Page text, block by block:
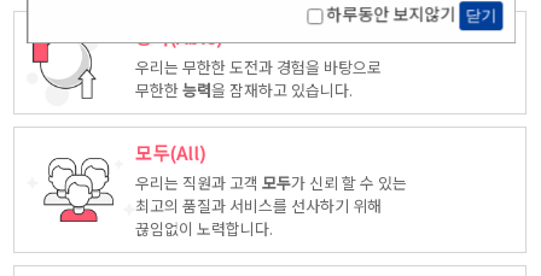
하루동안 보지않기 닫기
능력(Able)
우리는 무한한 도전과 경험을 바탕으로
무한한능력을 잠재하고 있습니다.
모두(All)
우리는 직원과 고객모두가 신뢰 할 수 있는
최고의 품질과 서비스를 선사하기 위해
끊임없이 노력합니다.